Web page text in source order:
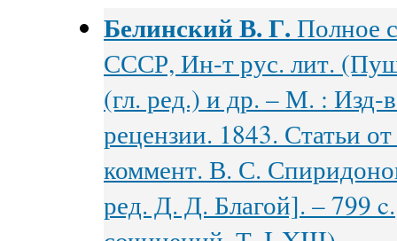
Белинский В. Г. Полное
СССР, Ин-т рус. лит.
(гл. ред.) и др. – М. :
рецензии. 1843. Статьи
коммент. В. С.
ред. Д. Д. Благой]. – 799